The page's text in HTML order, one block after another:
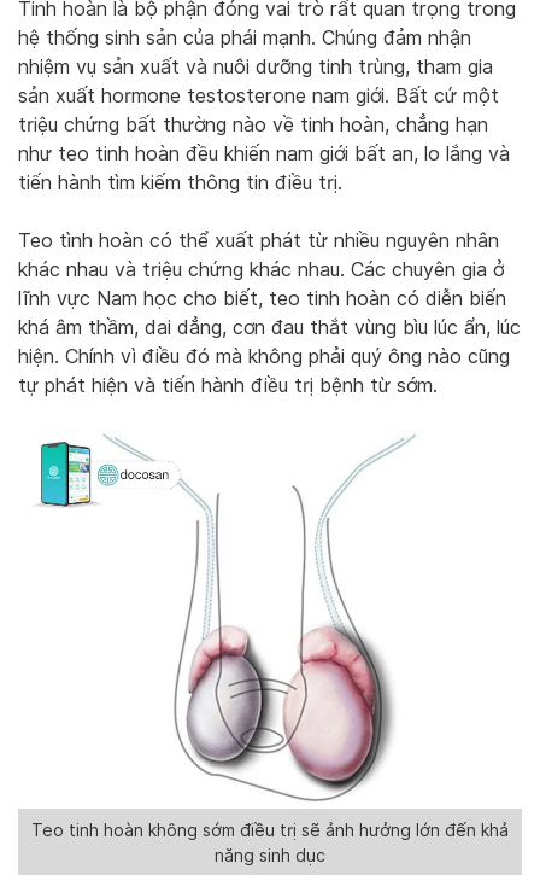
Tinh hoàn là bộ phận đóng vai trò rất quan trọng trong
hệ thống sinh sản của phái mạnh. Chúng đảm nhận
nhiệm vụ sản xuất và nuôi dưỡng tinh trùng, tham gia
sản xuất hormone testosterone nam giới. Bất cứ một
triệu chứng bất thường nào về tinh hoàn, chẳng hạn
như teo tinh hoàn đều khiến nam giới bất an, lo lắng và
tiến hành tìm kiếm thông tin điều trị.
Teo tình hoàn có thể xuất phát từ nhiều nguyên nhân
khác nhau và triệu chứng khác nhau. Các chuyên gia ở
lĩnh vực Nam học cho biết, teo tinh hoàn có diễn biến
khá âm thầm, dai dẳng, cơn đau thắt vùng bìu lúc ẩn, lúc
hiện. Chính vì điều đó mà không phải quý ông nào cũng
tự phát hiện và tiến hành điều trị bệnh từ sớm.
Teo tinh hoàn không sớm điều trị sẽ ảnh hưởng lớn đến khả
năng sinh dục